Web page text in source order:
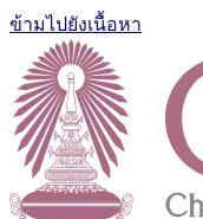
ข้ามไปยังเนื้อหา